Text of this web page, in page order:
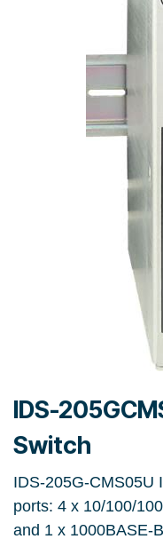
IDS-
Switch
IDS-205G-CMS05U
ports: 4 x 10/100/
and 1 x 1000BASE-